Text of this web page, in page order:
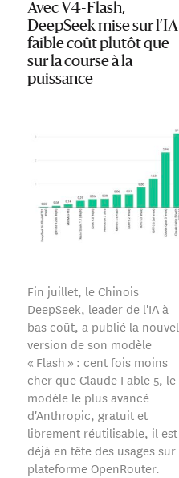
Avec V4-Flash,
DeepSeek mise sur
faible coût plutôt que
sur la course à la
puissance
Fin juillet, le Chinois
DeepSeek, leader de l'IA à
bas coût, a publié la
version de son modèle
« Flash » : cent fois moins
cher que Claude Fable 5, le
modèle le plus avancé
d'Anthropic, gratuit et
librement réutilisable, il est
déjà en tête des usages sur
plateforme OpenRouter.